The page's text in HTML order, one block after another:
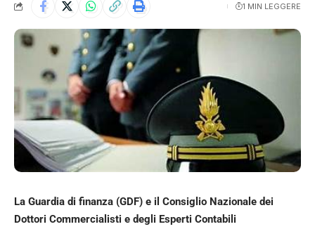
1 MIN LEGGERE
La Guardia di finanza (GDF) e il Consiglio Nazionale dei
Dottori Commercialisti e degli Esperti Contabili